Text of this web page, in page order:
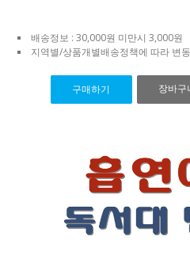
배송정보 : 30,000원 미만시 3,000원
지역별/상품개별배송정책에 따라 변
구매하기 장바구